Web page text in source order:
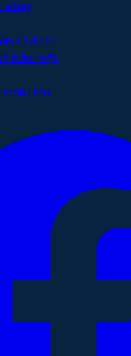
sóng
sử dụng
bảo mật
Hóa